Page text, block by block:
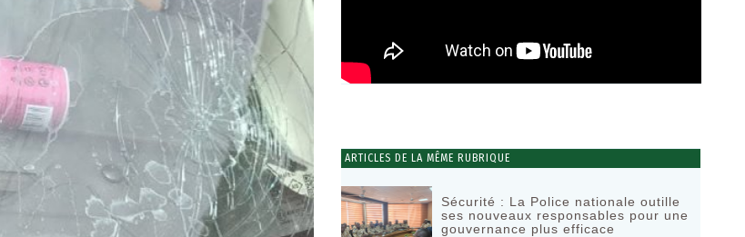
ARTICLES DE LA MÊME RUBRIQUE
Sécurité : La Police nationale outille
ses nouveaux responsables pour une
gouvernance plus efficace